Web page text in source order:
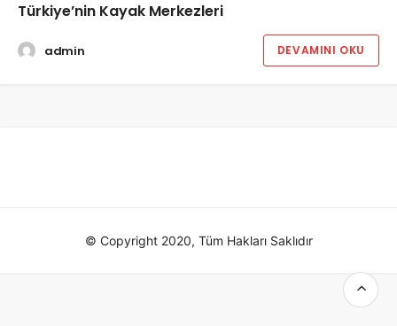
Türkiye’nin Kayak Merkezleri
admin DEVAMINI OKU
© Copyright 2020, Tüm Hakları Saklıdır